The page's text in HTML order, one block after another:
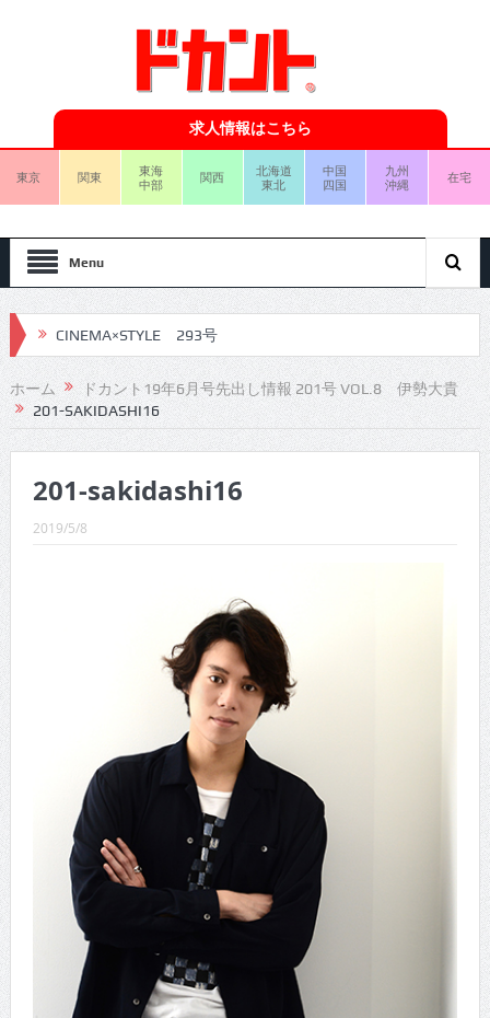
求人情報はこちら
東京 関東
東海
中部
関西
北海道
東北
中国
四国
九州
沖縄
在宅
Menu
CINEMA×STYLE 293号
CINEMA×STYLE 292号
CINEMA×STYLE 291号
CINEMA×STYLE 289号
CINEMA×STYLE 286号
CINEMA×STYLE 285号
CINEMA×STYLE 294号
ホーム
ドカント19年6月号先出し情報 201号 VOL.8 伊勢大貴
201-SAKIDASHI16
201-sakidashi16
2019/5/8